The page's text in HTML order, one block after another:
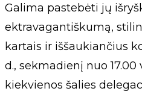
Galima pastebėti jų
ektravagantiškumą,
kartais ir iššaukiančius
d., sekmadienį nuo 17.00
kiekvienos šalies